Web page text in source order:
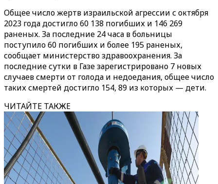
Общее число жертв израильской агрессии с октября
2023 года достигло 60 138 погибших и 146 269
раненых. За последние 24 часа в больницы
поступило 60 погибших и более 195 раненых,
сообщает министерство здравоохранения. За
последние сутки в Газе зарегистрировано 7 новых
случаев смерти от голода и недоедания, общее число
таких смертей достигло 154, 89 из которых — дети.
ЧИТАЙТЕ ТАКЖЕ